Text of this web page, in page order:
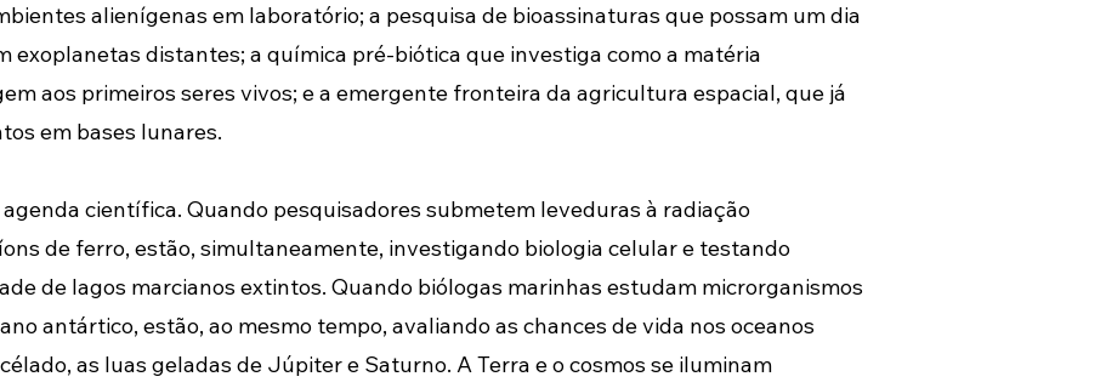
alienígenas em laboratório; a pesquisa de bioassinaturas que possam um dia
exoplanetas distantes; a química pré-biótica que investiga como a matéria
aos primeiros seres vivos; e a emergente fronteira da agricultura espacial, que já
em bases lunares.
científica. Quando pesquisadores submetem leveduras à radiação
de ferro, estão, simultaneamente, investigando biologia celular e testando
de lagos marcianos extintos. Quando biólogas marinhas estudam microrganismos
antártico, estão, ao mesmo tempo, avaliando as chances de vida nos oceanos
as luas geladas de Júpiter e Saturno. A Terra e o cosmos se iluminam